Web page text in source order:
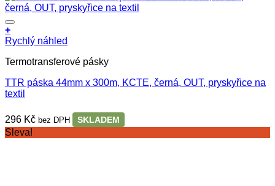
+
Rychlý náhled
Termotransferové pásky
TTR páska 44mm x 300m, KCTE, černá, OUT, pryskyřice na
textil
296 Kč bez DPH SKLADEM
Sleva!